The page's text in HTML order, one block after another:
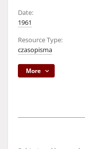
Date:
1961
Resource Type:
czasopisma
More